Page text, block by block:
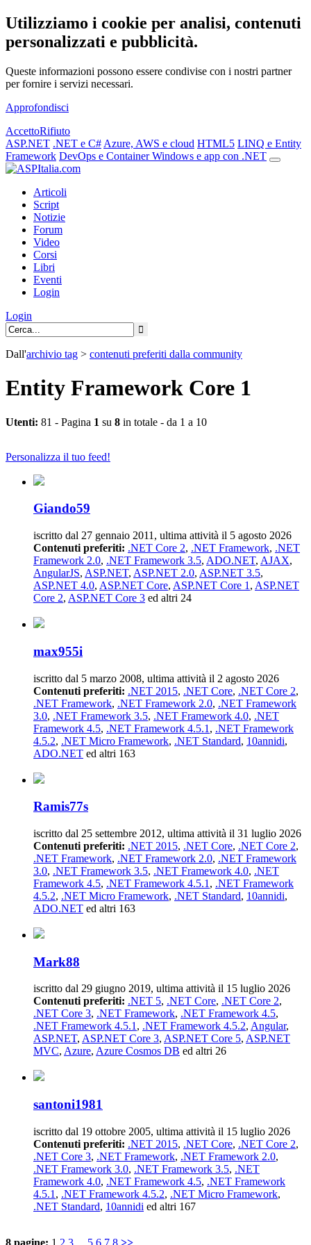
Utilizziamo i cookie per analisi, contenuti
personalizzati e pubblicità.
Queste informazioni possono essere condivise con i nostri partner
per fornire i servizi necessari.
Approfondisci
AccettoRifiuto
ASP.NET .NET e C# Azure, AWS e cloud HTML5 LINQ e Entity
Framework DevOps e ContainerWindows e app con .NET
Articoli
Script
Notizie
Forum
Video
Corsi
Libri
Eventi
Login
Login
Dall'archivio tag > contenuti preferiti dalla community
Entity Framework Core 1
Utenti: 81 - Pagina 1 su 8 in totale - da 1 a 10
Personalizza il tuo feed!
Giando59
iscritto dal 27 gennaio 2011, ultima attività il 5 agosto 2026
Contenuti preferiti: .NET Core 2, .NET Framework, .NET
Framework 2.0, .NET Framework 3.5, ADO.NET, AJAX,
AngularJS, ASP.NET, ASP.NET 2.0, ASP.NET 3.5,
ASP.NET 4.0, ASP.NET Core, ASP.NET Core 1 , ASP.NET
Core 2, ASP.NET Core 3 ed altri 24
max955i
iscritto dal 5 marzo 2008, ultima attività il 2 agosto 2026
Contenuti preferiti: .NET 2015, .NET Core, .NET Core 2,
.NET Framework, .NET Framework 2.0, .NET Framework
3.0, .NET Framework 3.5, .NET Framework 4.0, .NET
Framework 4.5, .NET Framework 4.5.1 , .NET Framework
4.5.2, .NET Micro Framework, .NET Standard, 10annidi,
ADO.NET ed altri 163
Ramis77s
iscritto dal 25 settembre 2012, ultima attività il 31 luglio 2026
Contenuti preferiti: .NET 2015, .NET Core, .NET Core 2,
.NET Framework, .NET Framework 2.0, .NET Framework
3.0, .NET Framework 3.5, .NET Framework 4.0, .NET
Framework 4.5, .NET Framework 4.5.1 , .NET Framework
4.5.2, .NET Micro Framework, .NET Standard, 10annidi,
ADO.NET ed altri 163
Mark88
iscritto dal 29 giugno 2019, ultima attività il 15 luglio 2026
Contenuti preferiti: .NET 5, .NET Core, .NET Core 2,
.NET Core 3, .NET Framework, .NET Framework 4.5,
.NET Framework 4.5.1, .NET Framework 4.5.2, Angular,
ASP.NET, ASP.NET Core 3, ASP.NET Core 5, ASP.NET
MVC, Azure, Azure Cosmos DB ed altri 26
santoni1981
iscritto dal 19 ottobre 2005, ultima attività il 15 luglio 2026
Contenuti preferiti: .NET 2015, .NET Core, .NET Core 2,
.NET Core 3, .NET Framework, .NET Framework 2.0,
.NET Framework 3.0, .NET Framework 3.5, .NET
Framework 4.0, .NET Framework 4.5, .NET Framework
4.5.1 , .NET Framework 4.5.2, .NET Micro Framework,
.NET Standard, 10annidi ed altri 167
8 pagine: 1 2 3 5 6 7 8 >>